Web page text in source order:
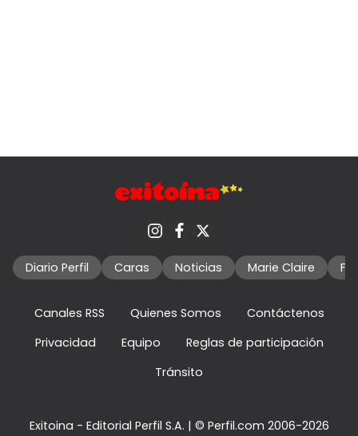
Diario Perfil Caras Noticias Marie Claire
Canales RSS Quienes Somos
Contáctenos
Privacidad
Equipo
Reglas de participación
Tránsito
Exitoina - Editorial Perfil S.A. | © Perfil.com 2006-2026